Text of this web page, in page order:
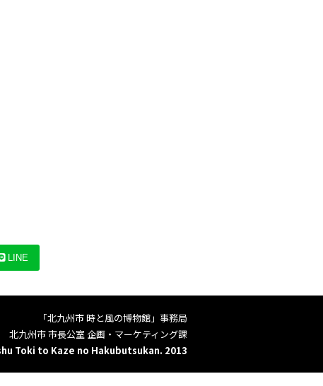
LINE
「北九州市 時と風の博物館」事務局
北九州市 市長公室 企画・マーケティング課
Toki to Kaze no Hakubutsukan. 2013